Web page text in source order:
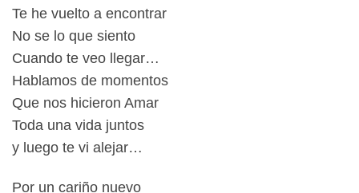
Te he vuelto a encontrar
No se lo que siento
Cuando te veo llegar…
Hablamos de momentos
Que nos hicieron Amar
Toda una vida juntos
y luego te vi alejar…
Por un cariño nuevo